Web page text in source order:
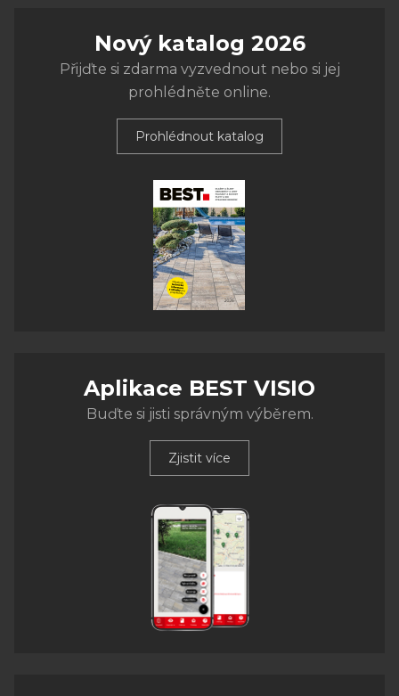
Nový katalog 2026
Přijďte si zdarma vyzvednout nebo si jej
prohlédněte online.
Prohlédnout katalog
Aplikace BEST VISIO
Buďte si jisti správným výběrem.
Zjistit více